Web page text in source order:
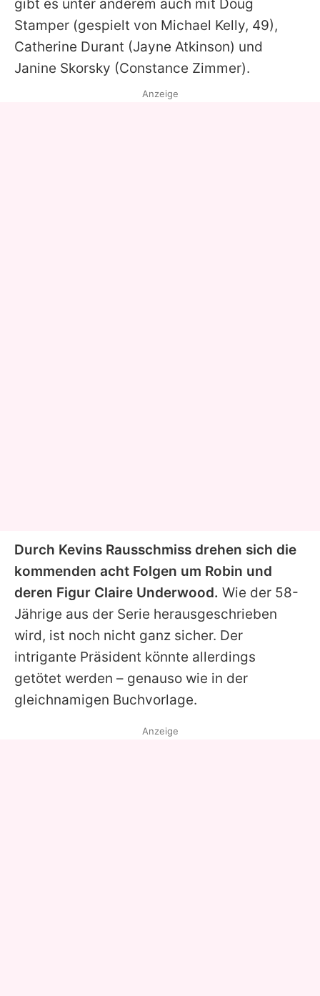
gibt es unter anderem auch mit Doug
Stamper (gespielt von Michael Kelly, 49),
Catherine Durant (Jayne Atkinson) und
Janine Skorsky (Constance Zimmer).
Durch Kevins Rausschmiss drehen sich die
kommenden acht Folgen um Robin und
deren Figur Claire Underwood. Wie der 58-
Jährige aus der Serie herausgeschrieben
wird, ist noch nicht ganz sicher. Der
intrigante Präsident könnte allerdings
getötet werden – genauso wie in der
gleichnamigen Buchvorlage.
Anzeige
Anzeige